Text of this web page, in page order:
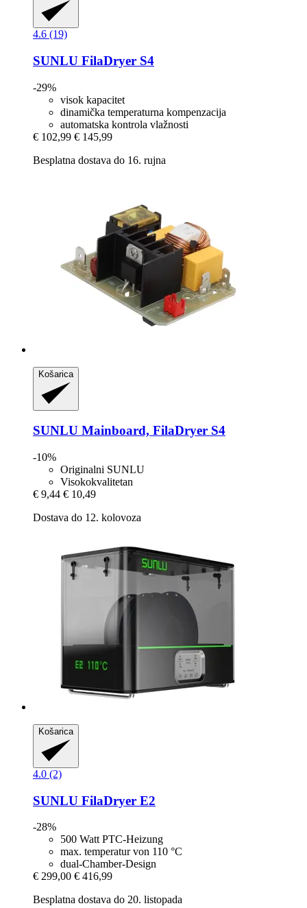
4.6 (19)
SUNLU FilaDryer S4
-29%
visok kapacitet
dinamička temperaturna kompenzacija
automatska kontrola vlažnosti
€ 102,99 € 145,99
Besplatna dostava do 16. rujna
Košarica
SUNLU Mainboard, FilaDryer S4
-10%
Originalni SUNLU
Visokokvalitetan
€ 9,44 € 10,49
Dostava do 12. kolovoza
Košarica
4.0 (2)
SUNLU FilaDryer E2
-28%
500 Watt PTC-Heizung
max. temperatur von 110 °C
dual-Chamber-Design
€ 299,00 € 416,99
Besplatna dostava do 20. listopada